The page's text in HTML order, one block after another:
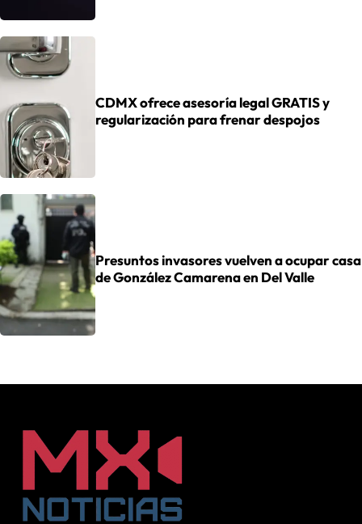
CDMX ofrece asesoría legal GRATIS y
regularización para frenar despojos
Presuntos invasores vuelven a ocupar casa
de González Camarena en Del Valle